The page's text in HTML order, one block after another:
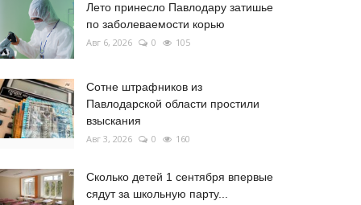
Лето принесло Павлодару затишье
по заболеваемости корью
Авг 6, 2026 0 105
Сотне штрафников из
Павлодарской области простили
взыскания
Авг 3, 2026 0 160
Сколько детей 1 сентября впервые
сядут за школьную парту...